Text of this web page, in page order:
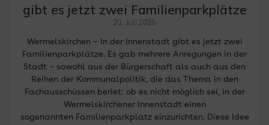
gibt es jetzt zwei Familienparkplätze
20. Juli 2026
Wermelskirchen – In der Innenstadt gibt es jetzt zwei
Familienparkplätze. Es gab mehrere Anregungen in der
Stadt – sowohl aus der Bürgerschaft als auch aus den
Reihen der Kommunalpolitik, die das Thema in den
Fachausschüssen beriet: ob es nicht möglich sei, in der
Wermelskirchener Innenstadt einen
sogenannten Familienparkplatz einzurichten. Diese Idee